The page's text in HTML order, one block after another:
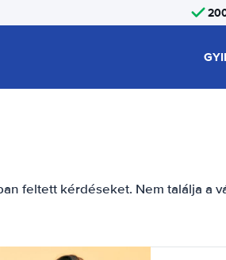
feltett kérdéseket. Nem találja a